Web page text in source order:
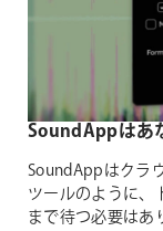
SoundAppはあ
SoundAppはクラ
ツールのように、
まで待つ必要はあ